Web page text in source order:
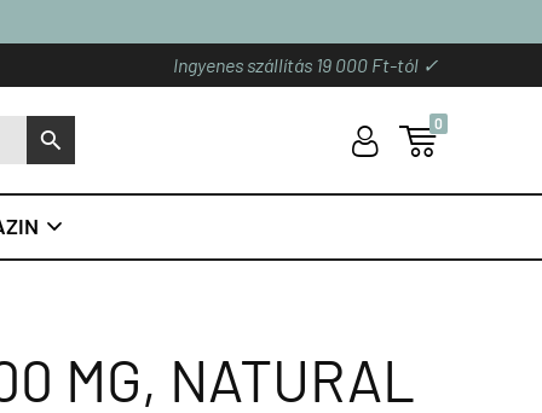
Ingyenes szállítás 19 000 Ft-tól ✓
S U 
0

MG, NATURAL